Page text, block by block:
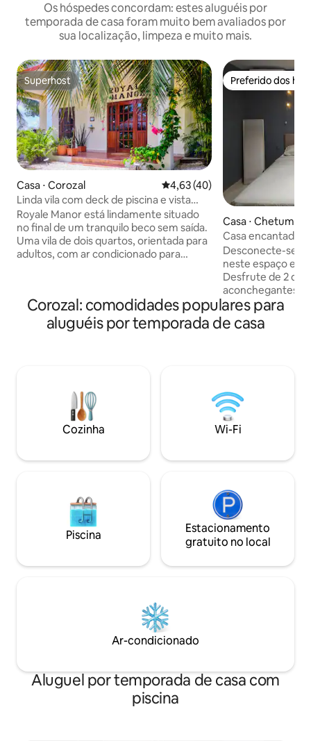
Os hóspedes concordam: estes aluguéis por
temporada de casa foram muito bem avaliados por
sua localização, limpeza e muito mais.
Superhost
Superhost
Casa ⋅ Corozal 4,63 de uma avaliação média
4,63 (40)
Linda vila com deck de piscina e vista
para o mar e o canal
Royale Manor está lindamente situado
no final de um tranquilo beco sem saída.
Uma vila de dois quartos, orientada para
adultos, com ar condicionado para
churrasqueira, lavanderia e um slip de 41
pés que você pode pescar. Relaxe à
beira da piscina, aprecie as vistas para o
culturais e atrações locais nas
proximidades.
Preferido dos
Preferido dos
Casa ⋅ Chetumal
Casa encantadora
Desconecte-se
neste espaço
Desfrute de 2
aconchegantes.
largos e relaxe
favoritas nas
sua cama, ligue
roupa, tábua de
secador de
Corozal: comodidades populares para
aluguéis por temporada de casa
Cozinha Wi-Fi
Piscina
Estacionamento
gratuito no local
Ar-condicionado
Aluguel por temporada de casa com
piscina